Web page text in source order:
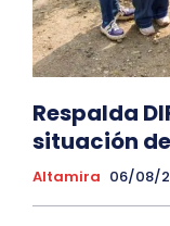
Respalda
situación
Altamira 06/08/